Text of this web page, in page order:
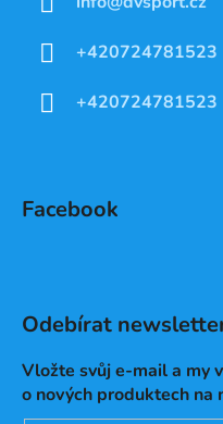
+420724781523
+420724781523
Facebook
Odebírat
Vložte svůj e-mail a my
o nových produktech na